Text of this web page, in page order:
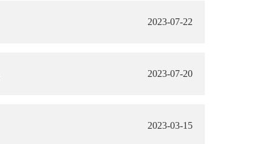
2023-07-22
2023-07-20
2023-03-15